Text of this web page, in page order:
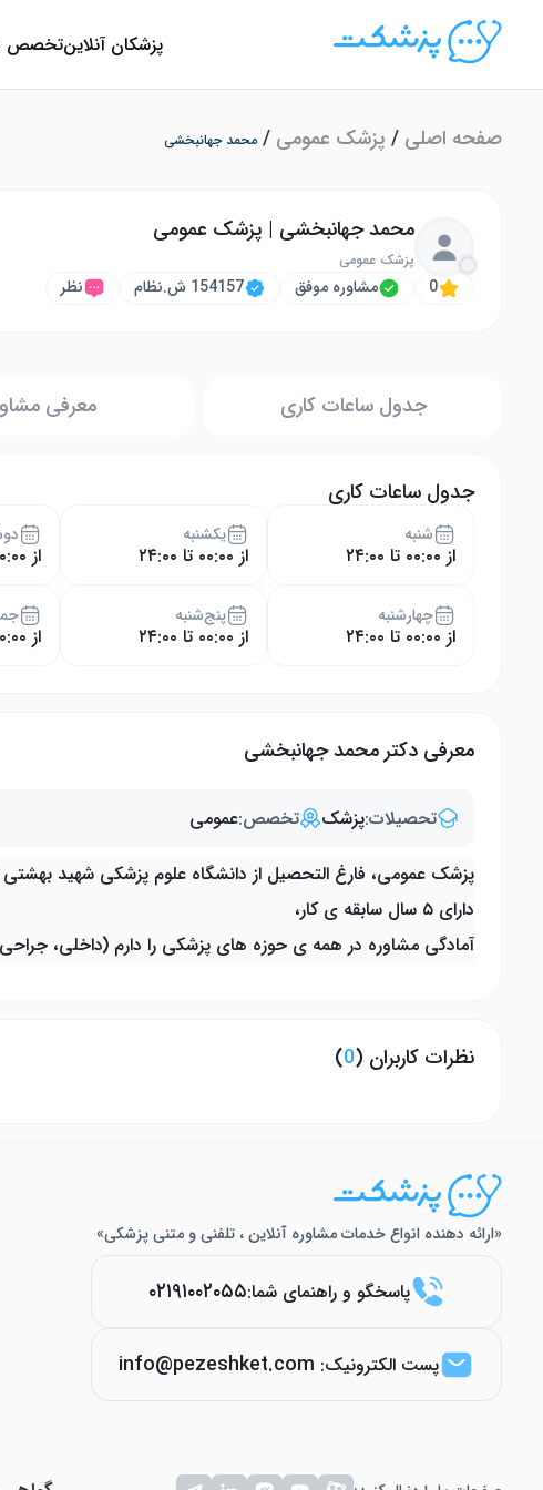
پزشکان آنلاینتخصص
صفحه اصلی / پزشک عمومی / محمد جهانبخشی
محمد جهانبخشی | پزشک عمومی
پزشک عمومی
0 مشاوره موفق 154157 ش.نظام نظر
جدول ساعات کاری معرفی
جدول ساعات کاری
شنبه
از ۰۰:۰۰ تا ۲۴:۰۰
یکشنبه
از ۰۰:۰۰ تا ۲۴:۰۰ از ۰۰:۰۰ تا ۲۴:۰۰
چهار‌شنبه
از ۰۰:۰۰ تا ۲۴:۰۰
پنج‌شنبه
از ۰۰:۰۰ تا ۲۴:۰۰ از ۰۰:۰۰ تا ۲۴:۰۰
معرفی دکتر محمد جهانبخشی
تحصیلات:پزشک تخصص:عمومی
پزشک عمومی، فارغ التحصیل از دانشگاه علوم پزشکی شهید بهشتی
دارای ۵ سال سابقه ی کار،
آمادگی مشاوره در همه ی حوزه های پزشکی را دارم (داخلی،
نظرات کاربران (0
)
«ارائه دهنده انواع خدمات مشاوره آنلاین ، تلفنی و متنی پزشکی»
پاسخگو و راهنمای شما:۰۲۱۹۱۰۰۲۰۵۵
پست الکترونیک: info@pezeshket.com